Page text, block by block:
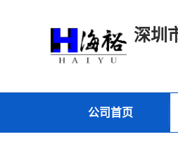
深圳
公司首页